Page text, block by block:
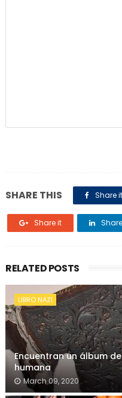
SHARE THIS Share it
Share it
RELATED POSTS
LIBRO NAZI
Encuentran un álbum
humana
March 09, 2020